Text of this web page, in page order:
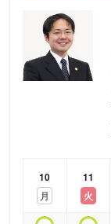
10
月
11
火